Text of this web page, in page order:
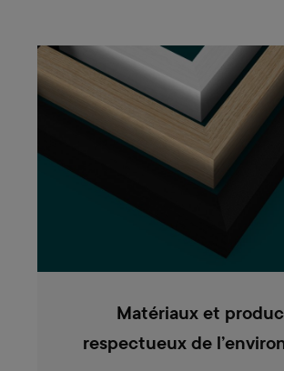
Matériaux et
respectueux de